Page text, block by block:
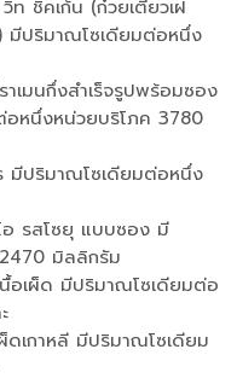
ชิคเก้น (ก๋วยเตี๋ยวเฝ
มีปริมาณโซเดียมต่อหนึ่ง
าเมนกึ่งสำเร็จรูปพร้อมซอง
อหนึ่งหน่วยบริโภค 3780
มีปริมาณโซเดียมต่อหนึ่ง
อ รสโซยุ แบบซอง มี
มิลลิกรัม
นื้อเผ็ด มีปริมาณโซเดียมต่อ
ดเกาหลี มีปริมาณโซเดียม